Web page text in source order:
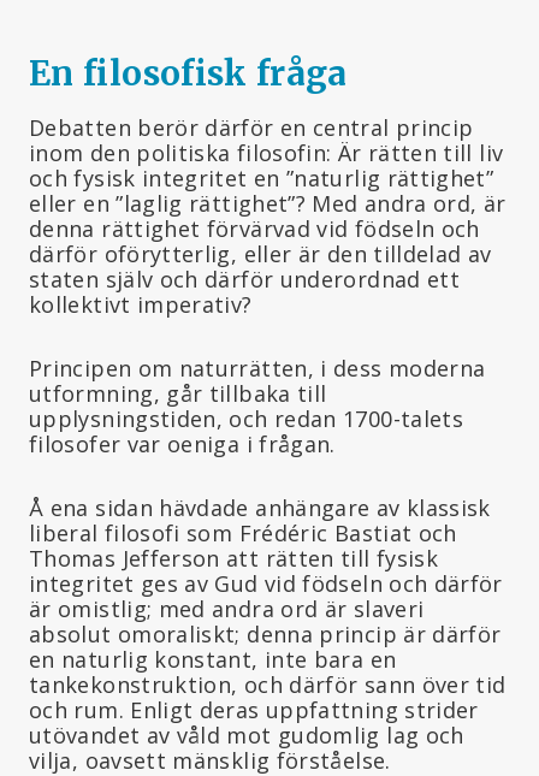
En filosofisk fråga
Debatten berör därför en central princip
inom den politiska filosofin: Är rätten till liv
och fysisk integritet en ”naturlig rättighet”
eller en ”laglig rättighet”? Med andra ord, är
denna rättighet förvärvad vid födseln och
därför oförytterlig, eller är den tilldelad av
staten själv och därför underordnad ett
kollektivt imperativ?
Principen om naturrätten, i dess moderna
utformning, går tillbaka till
upplysningstiden, och redan 1700-talets
filosofer var oeniga i frågan.
Å ena sidan hävdade anhängare av klassisk
liberal filosofi som Frédéric Bastiat och
Thomas Jefferson att rätten till fysisk
integritet ges av Gud vid födseln och därför
är omistlig; med andra ord är slaveri
absolut omoraliskt; denna princip är därför
en naturlig konstant, inte bara en
tankekonstruktion, och därför sann över tid
och rum. Enligt deras uppfattning strider
utövandet av våld mot gudomlig lag och
vilja, oavsett mänsklig förståelse.